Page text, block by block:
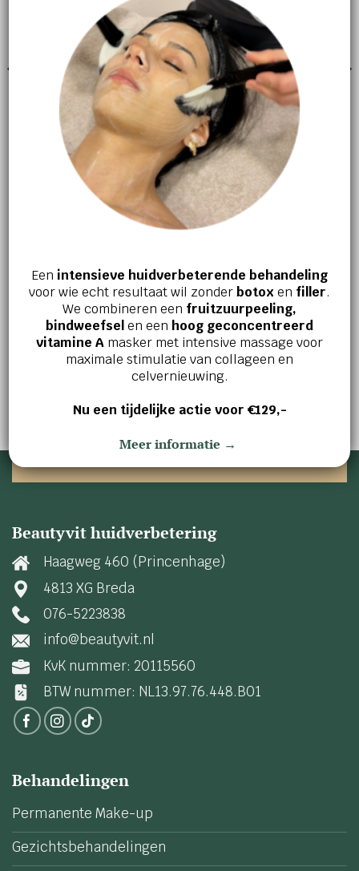
Crayons Ombres A
NIEUW
Wenkbrauw mascara 20 Burn
€35,30
Jouw huid en welzijn verdienen het
beste!
Ervaar zelf de kracht van effectieve
huidverbetering en innerlijke ontspanning.
Maak vandaag nog een afspraak en ontdek wat
AFSPRAAK MAKEN
Beautyvit huidverbetering
Haagweg 460 (Princenhage)
4813 XG Breda
076-5223838
info@beautyvit.nl
KvK nummer: 20115560
BTW nummer: NL13.97.76.448.B01
Behandelingen
Permanente Make-up
Gezichtsbehandelingen
Een intensieve huidverbeterende behandeling
voor wie echt resultaat wil zonderbotox en filler.
We combineren een fruitzuurpeeling,
bindweefselen een hoog geconcentreerd
vitamine A masker met intensive massage voor
maximale stimulatie van collageen en
celvernieuwing.
Nu een tijdelijke actie voor €129,-
Meer informatie →